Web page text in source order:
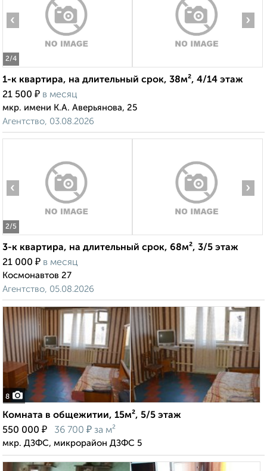
2/4
‹ ›
1-к квартира, на длительный срок, 38м², 4/14 этаж
21 500 ₽ в месяц
мкр. имени К.А. Аверьянова, 25
Агентство, 03.08.2026
2/5
‹ ›
3-к квартира, на длительный срок, 68м², 3/5 этаж
21 000 ₽ в месяц
Космонавтов 27
Агентство, 05.08.2026
8
Комната в общежитии, 15м², 5/5 этаж
550 000 ₽ 36 700 ₽ за м²
мкр. ДЗФС, микрорайон ДЗФС 5